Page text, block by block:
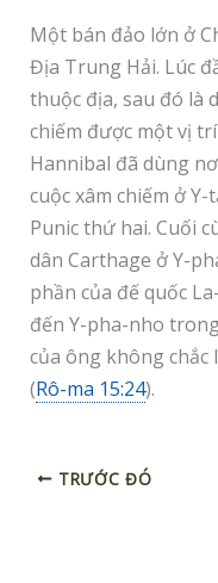
Một bán đảo lớn ở
Địa Trung Hải. Lúc
thuộc địa, sau đó là
chiếm được một vị
Hannibal đã dùng
cuộc xâm chiếm ở
Punic thứ hai. Cuối
dân Carthage ở Y-
phần của đế quốc
đến Y-pha-nho
của ông không
(Rô-ma 15:24).
TRƯỚC ĐÓ